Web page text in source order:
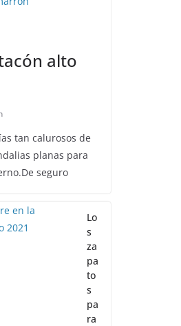
alto
tan calurosos de
planas para
seguro
Lo
s
za
pa
to
s
pa
ra